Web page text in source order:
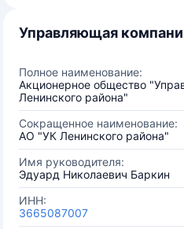
Управляющая
Полное наименование:
Акционерное общество
Ленинского района"
Сокращенное наименование:
АО "УК Ленинского района"
Имя руководителя:
Эдуард Николаевич Баркин
ИНН:
3665087007